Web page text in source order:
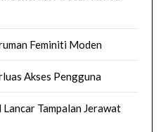
Feminiti Moden
Akses Pengguna
Tampalan Jerawat